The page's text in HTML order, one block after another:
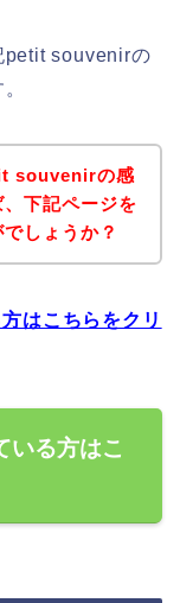
petit souvenirの
souvenirの感
下記ページを
しょうか？
はこちらをクリ
る方はこ